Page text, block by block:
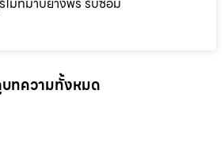
ทความทั้งหมด